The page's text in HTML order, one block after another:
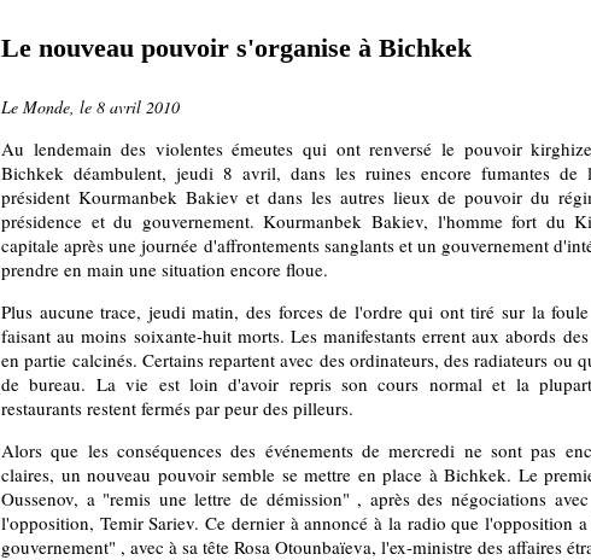
Le nouveau pouvoir s'organise à Bichkek
Le Monde, le 8 avril 2010
Au lendemain des violentes émeutes qui ont renversé le pouvoir
Bichkek déambulent, jeudi 8 avril, dans les ruines encore fumantes de
président Kourmanbek Bakiev et dans les autres lieux de pouvoir du
présidence et du gouvernement. Kourmanbek Bakiev, l'homme fort du
capitale après une journée d'affrontements sanglants et un gouvernement
prendre en main une situation encore floue.
Plus aucune trace, jeudi matin, des forces de l'ordre qui ont tiré sur la
faisant au moins soixante-huit morts. Les manifestants errent aux abords
en partie calcinés. Certains repartent avec des ordinateurs, des radiateurs ou
de bureau. La vie est loin d'avoir repris son cours normal et la
restaurants restent fermés par peur des pilleurs.
Alors que les conséquences des événements de mercredi ne sont pas
claires, un nouveau pouvoir semble se mettre en place à Bichkek. Le
Oussenov, a "remis une lettre de démission" , après des négociations
l'opposition, Temir Sariev. Ce dernier à annoncé à la radio que l'opposition
gouvernement" , avec à sa tête Rosa Otounbaïeva, l'ex-ministre des affaires